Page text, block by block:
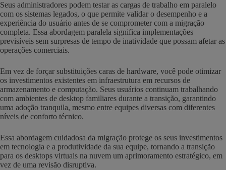
Seus administradores podem testar as cargas de trabalho em paralelo
com os sistemas legados, o que permite validar o desempenho e a
experiência do usuário antes de se comprometer com a migração
completa. Essa abordagem paralela significa implementações
previsíveis sem surpresas de tempo de inatividade que possam afetar as
operações comerciais.
Em vez de forçar substituições caras de hardware, você pode otimizar
os investimentos existentes em infraestrutura em recursos de
armazenamento e computação. Seus usuários continuam trabalhando
com ambientes de desktop familiares durante a transição, garantindo
uma adoção tranquila, mesmo entre equipes diversas com diferentes
níveis de conforto técnico.
Essa abordagem cuidadosa da migração protege os seus investimentos
em tecnologia e a produtividade da sua equipe, tornando a transição
para os desktops virtuais na nuvem um aprimoramento estratégico, em
vez de uma revisão disruptiva.